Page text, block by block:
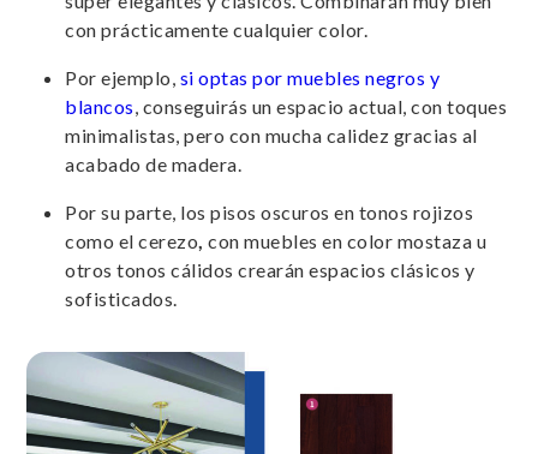
con prácticamente cualquier color.
Por ejemplo, si optas por muebles negros y
blancos, conseguirás un espacio actual, con toques
minimalistas, pero con mucha calidez gracias al
acabado de madera.
Por su parte, los pisos oscuros en tonos rojizos
como el cerezo, con muebles en color mostaza u
otros tonos cálidos crearán espacios clásicos y
sofisticados.